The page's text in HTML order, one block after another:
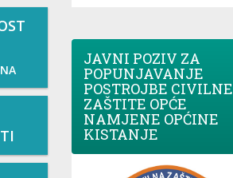
JAVNI POZIV ZA
POPUNJAVANJE
POSTROJBE CIVILNE
ZAŠTITE OPĆE
NAMJENE OPĆINE
KISTANJE